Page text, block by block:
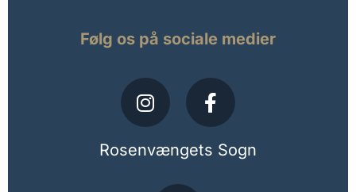
Følg os på sociale medier
Rosenvængets Sogn